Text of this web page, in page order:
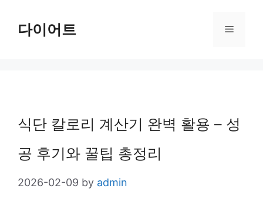
다이어트 Menu
식단 칼로리 계산기 완벽 활용 – 성
공 후기와 꿀팁 총정리
2026-02-09 by admin